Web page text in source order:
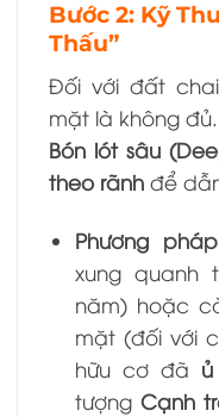
Bước 2: Kỹ
Thấu”
Đối với đất
mặt là không
Bón lót sâu
theo rãnhđể
Phương
xung
năm) hoặc
mặt (đối với
hữu cơ đã
tượng Cạnh